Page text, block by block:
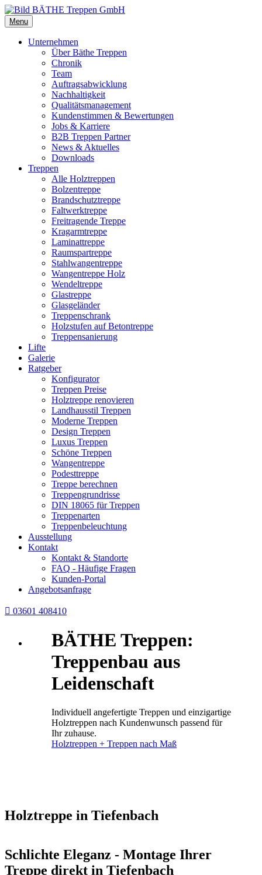
Menu
Unternehmen
Über Bäthe Treppen
Chronik
Team
Auftragsabwicklung
Nachhaltigkeit
Qualitätsmanagement
Kundenstimmen & Bewertungen
Jobs & Karriere
B2B Treppen Partner
News & Aktuelles
Downloads
Treppen
Alle Holztreppen
Bolzentreppe
Brandschutztreppe
Faltwerktreppe
Freitragende Treppe
Kragarmtreppe
Laminattreppe
Raumspartreppe
Stahlwangentreppe
Wangentreppe Holz
Wendeltreppe
Glastreppe
Glasgeländer
Treppenschrank
Holzstufen auf Betontreppe
Treppensanierung
Lifte
Galerie
Ratgeber
Konfigurator
Treppen Preise
Holztreppe renovieren
Landhausstil Treppen
Moderne Treppen
Design Treppen
Luxus Treppen
Schöne Treppen
Wangentreppe
Podesttreppe
Treppe berechnen
Treppengrundrisse
DIN 18065 für Treppen
Treppenarten
Treppenbeleuchtung
Ausstellung
Kontakt
Kontakt & Standorte
FAQ - Häufige Fragen
Kunden-Portal
Angebotsanfrage
 03601 408410
BÄTHE Treppen:
Treppenbau aus
Leidenschaft
Individuell angefertigte Treppen und einzigartige
Holztreppen nach Kundenwunsch passend für
Ihr zuhause.
Holztreppen + Treppen nach Maß
Holztreppe in Tiefenbach
Schlichte Eleganz - Montage Ihrer
Treppe direkt in Tiefenbach